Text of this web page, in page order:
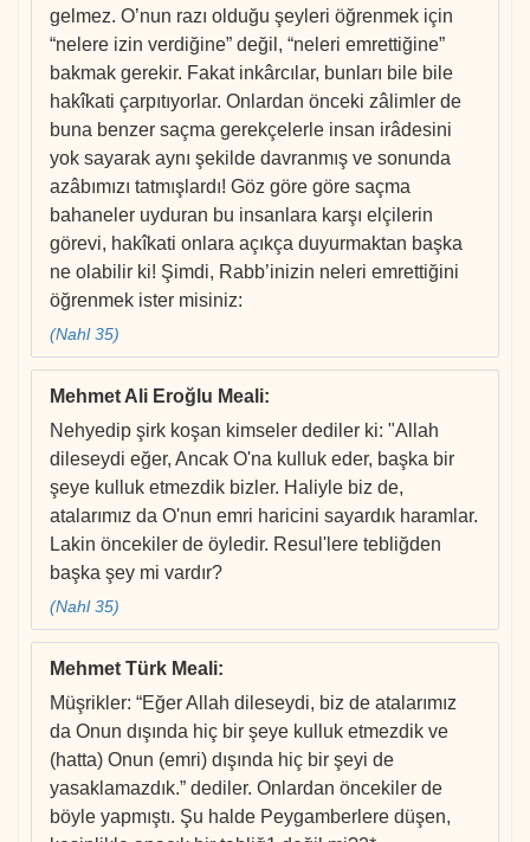
gelmez. O’nun razı olduğu şeyleri öğrenmek için
“nelere izin verdiğine” değil, “neleri emrettiğine”
bakmak gerekir. Fakat inkârcılar, bunları bile bile
hakîkati çarpıtıyorlar. Onlardan önceki zâlimler de
buna benzer saçma gerekçelerle insan irâdesini
yok sayarak aynı şekilde davranmış ve sonunda
azâbımızı tatmışlardı! Göz göre göre saçma
bahaneler uyduran bu insanlara karşı elçilerin
görevi, hakîkati onlara açıkça duyurmaktan başka
ne olabilir ki! Şimdi, Rabb’inizin neleri emrettiğini
öğrenmek ister misiniz:
(Nahl 35)
Mehmet Ali Eroğlu Meali:
Nehyedip şirk koşan kimseler dediler ki: "Allah
dileseydi eğer, Ancak O'na kulluk eder, başka bir
şeye kulluk etmezdik bizler. Haliyle biz de,
atalarımız da O'nun emri haricini sayardık haramlar.
Lakin öncekiler de öyledir. Resul'lere tebliğden
başka şey mi vardır?
(Nahl 35)
Mehmet Türk Meali:
Müşrikler: “Eğer Allah dileseydi, biz de atalarımız
da Onun dışında hiç bir şeye kulluk etmezdik ve
(hatta) Onun (emri) dışında hiç bir şeyi de
yasaklamazdık.” dediler. Onlardan öncekiler de
böyle yapmıştı. Şu halde Peygamberlere düşen,